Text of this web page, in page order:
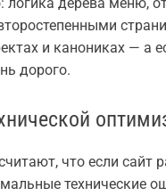
и канониках — а
дорого.
что если сайт
технические